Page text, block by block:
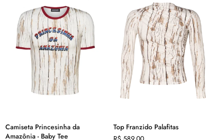
Camiseta Princesinha da
Amazônia - Baby Tee
Top Franzido Palafitas
Preço